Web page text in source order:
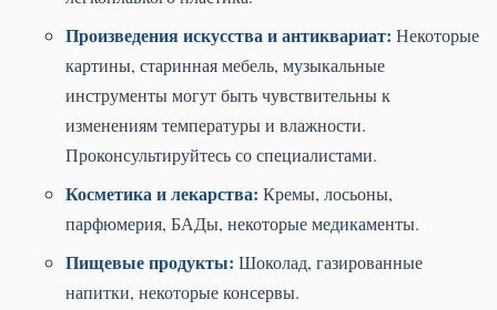
Произведения искусства и антиквариат: Некоторые
картины, старинная мебель, музыкальные
инструменты могут быть чувствительны к
изменениям температуры и влажности.
Проконсультируйтесь со специалистами.
Косметика и лекарства: Кремы, лосьоны,
парфюмерия, БАДы, некоторые медикаменты.
Пищевые продукты: Шоколад, газированные
напитки, некоторые консервы.